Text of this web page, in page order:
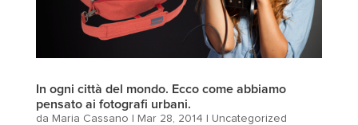
In ogni città del mondo. Ecco come abbiamo
pensato ai fotografi urbani.
da Maria Cassano | Mar 28, 2014 | Uncategorized